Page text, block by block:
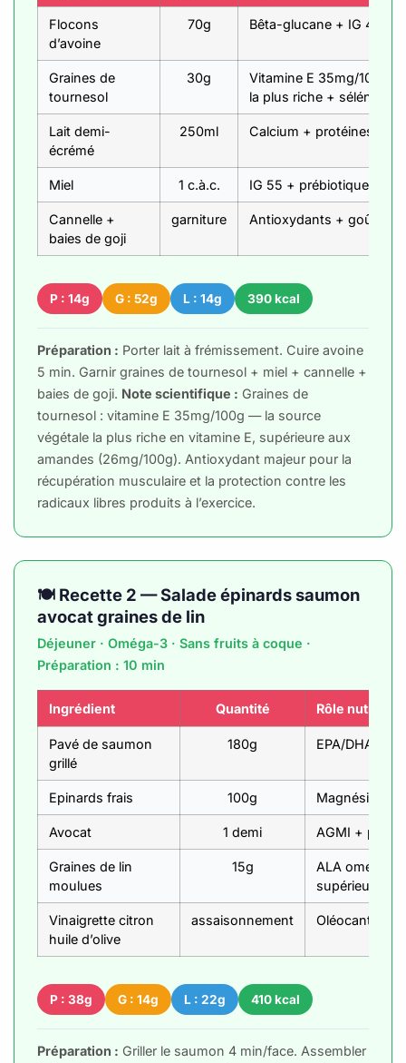
Flocons
d’avoine
70g Bêta-glucane + IG 42 +
Graines de
tournesol
30g
Vitamine E 35mg/100g
la plus riche + sélénium
Lait demi-
écrémé
250ml Calcium + protéines +
Miel 1 c.à.c. IG 55 + prébiotique
Cannelle +
baies de goji
garniture Antioxydants + goût
P : 14g G : 52g L : 14g 390 kcal
Préparation : Porter lait à frémissement. Cuire avoine
5 min. Garnir graines de tournesol + miel + cannelle +
baies de goji. Note scientifique : Graines de
tournesol : vitamine E 35mg/100g — la source
végétale la plus riche en vitamine E, supérieure aux
amandes (26mg/100g). Antioxydant majeur pour la
récupération musculaire et la protection contre les
radicaux libres produits à l’exercice.
🍽️ Recette 2 — Salade épinards saumon
avocat graines de lin
Déjeuner · Oméga-3 · Sans fruits à coque ·
Préparation : 10 min
Ingrédient Quantité Rôle
Pavé de saumon
grillé
180g EPA/DHA +
Epinards frais 100g Magnésium +
Avocat 1 demi AGMI +
Graines de lin
moulues
15g
ALA oméga-
supérieur aux
Vinaigrette citron
huile d’olive
assaisonnement Oléocanthal +
P : 38g G : 14g L : 22g 410 kcal
Préparation : Griller le saumon 4 min/face. Assembler